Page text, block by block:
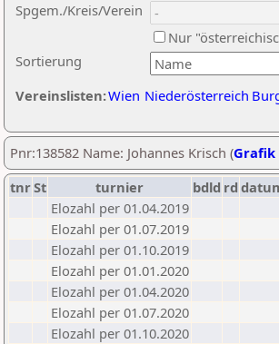
Sortierung
Spgem./Kreis/Verein
Nur
Vereinslisten:Wien Niederösterreich
Pnr:138582 Name: Johannes Krisch (Grafik
tnrSt turnier bdld rd
Elozahl per 01.04.2019
Elozahl per 01.07.2019
Elozahl per 01.10.2019
Elozahl per 01.01.2020
Elozahl per 01.04.2020
Elozahl per 01.07.2020
Elozahl per 01.10.2020